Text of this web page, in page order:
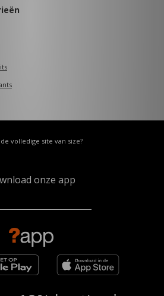
volledige site van size?
onze app